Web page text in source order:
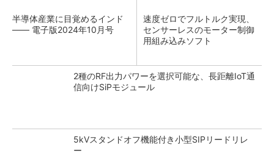
半導体産業に目覚めるインド
―― 電子版2024年10月号
速度ゼロでフルトルク実現、
センサーレスのモーター制御
用組み込みソフト
2種のRF出力パワーを選択可能な、長距離IoT通
信向けSiPモジュール
5kVスタンドオフ機能付き小型SIPリードリレ
ー